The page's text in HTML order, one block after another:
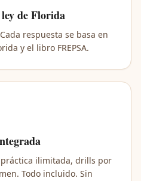
de Florida
respuesta se basa en
y el libro FREPSA.
ilimitada, drills por
Todo incluido. Sin